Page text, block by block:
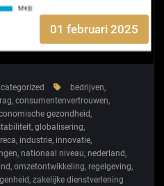
01 februari 2025
bedrijven,
, consumentenvertrouwen,
gezondheid,
, globalisering,
, industrie, innovatie,
, nationaal niveau, nederland,
, omzetontwikkeling, regelgeving,
, zakelijke dienstverlening